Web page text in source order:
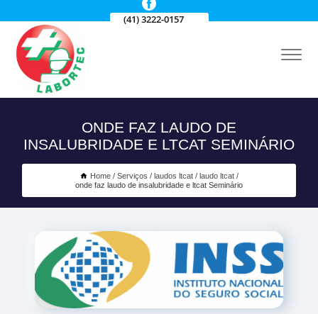
(41) 3222-0157
ONDE FAZ LAUDO DE
INSALUBRIDADE E LTCAT SEMINÁRIO
Home Serviços laudos ltcat
laudo ltcat
onde faz laudo de insalubridade e ltcat Seminário